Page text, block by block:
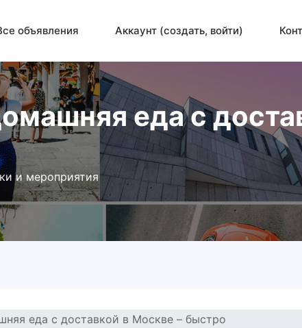
объявления Аккаунт (создать, войти)
еда с
и мероприятия